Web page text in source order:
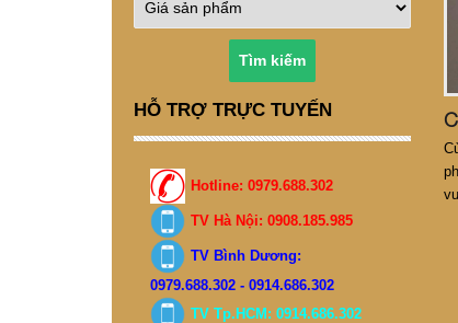
Tìm kiếm
HỖ TRỢ TRỰC TUYẾN
Hotline: 0979.688.302
TV Hà Nội: 0908.185.985
TV Bình Dương:
0979.688.302 - 0914.686.302
TV Tp.HCM: 0914.686.302